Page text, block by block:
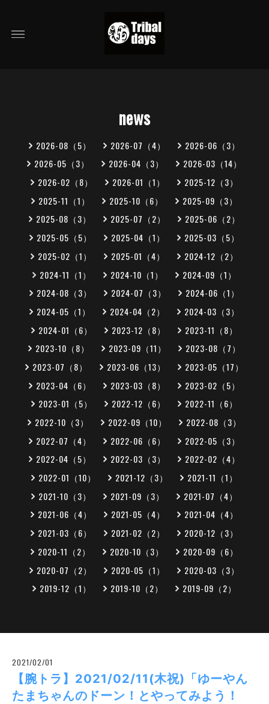
news
2026-08（5） 2026-07（4）
2026-06（3）
2026-05（3）
2026-04（3）
2026-03（14）
2026-02（8）
2026-01（1）
2025-12（3）
2025-11（1）
2025-10（6）
2025-09（3）
2025-08（3）
2025-07（2）
2025-06（2）
2025-05（5）
2025-04（1）
2025-03（5）
2025-02（1）
2025-01（4）
2024-12（2）
2024-11（1）
2024-10（1）
2024-09（1）
2024-08（3）
2024-07（3）
2024-06（1）
2024-05（1）
2024-04（2）
2024-03（3）
2024-01（6）
2023-12（8）
2023-11（8）
2023-10（8）
2023-09（11）
2023-08（7）
2023-07（8）
2023-06（13）
2023-05（17）
2023-04（6）
2023-03（8）
2023-02（5）
2023-01（5）
2022-12（6）
2022-11（6）
2022-10（3）
2022-09（10）
2022-08（3）
2022-07（4）
2022-06（6）
2022-05（3）
2022-04（5）
2022-03（3）
2022-02（4）
2022-01（10）
2021-12（3）
2021-11（1）
2021-10（3）
2021-09（3）
2021-07（4）
2021-06（4）
2021-05（4）
2021-04（4）
2021-03（6）
2021-02（2）
2020-12（3）
2020-11（2）
2020-10（3）
2020-09（6）
2020-07（2）
2020-05（1）
2020-03（3）
2019-12（1）
2019-10（2） 2019-09（2）
2021/02/01
【腕トラ】2021/02/11(木祝)「ゆーやん
たまちゃんのドーン！とやってみよう！